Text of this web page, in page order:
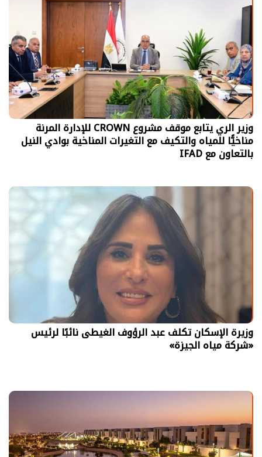
وزير الري يتابع موقف مشروع CROWN للإدارة المرنة
مناخيًّا للمياه والتكيف مع التغيرات المناخية بوادي النيل
بالتعاون مع IFAD
وزيرة الإسكان تكلف عبد الرؤوف الغيطى نائبًا لرئيس
«شركة مياه الجيزة»